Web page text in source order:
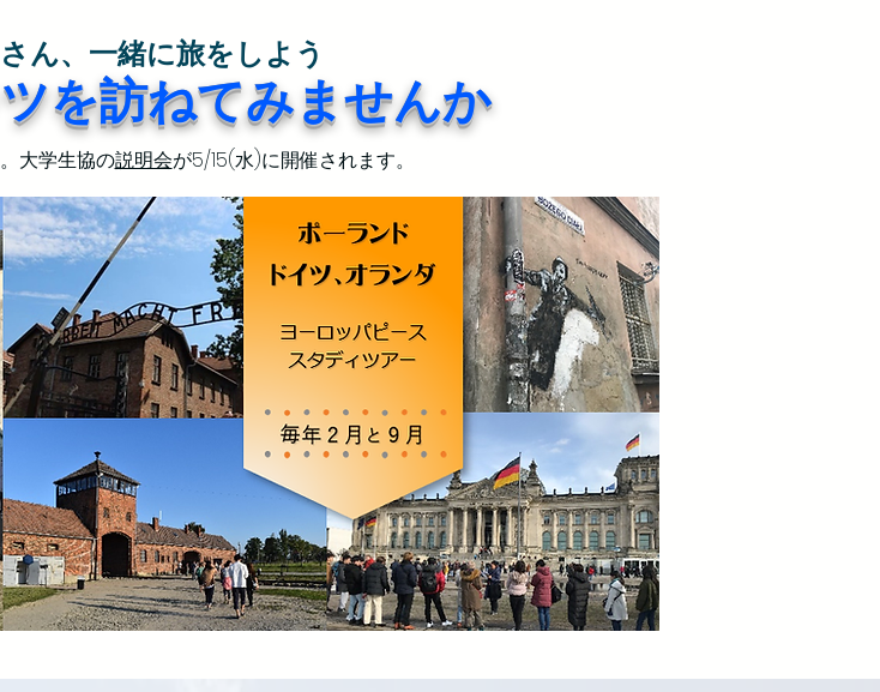
ん、一緒に旅をしよう
を訪ねてみませんか
大学生協の説明会が5/15(水)に開催されます。